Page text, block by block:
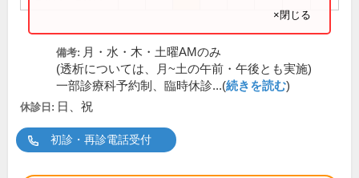
×閉じる
備考: 月・水・木・土曜AMのみ
(透析については、月~土の午前・午後とも実施)
一部診療科予約制、臨時休診...(続きを読む)
休診日: 日、祝
初診・再診電話受付